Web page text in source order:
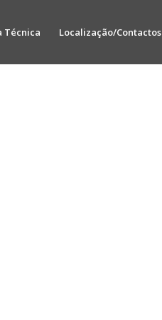
Técnica Localização/Contactos